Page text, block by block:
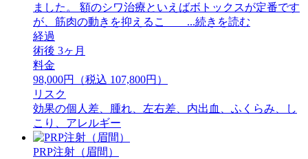
ました。 額のシワ治療といえばボトックスが定番です
が、筋肉の動きを抑えるこ ...続きを読む
経過
術後 3ヶ月
料金
98,000円（税込 107,800円）
リスク
効果の個人差、腫れ、左右差、内出血、ふくらみ、し
こり、アレルギー
PRP注射（眉間）